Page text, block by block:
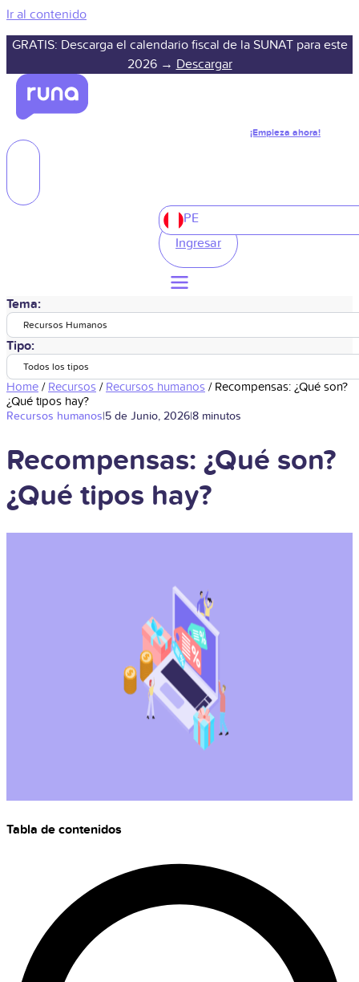
Ir al contenido
GRATIS: Descarga el calendario fiscal de la SUNAT para este
2026 → Descargar
¡Empieza ahora!
PE
Ingresar
Tema:
Recursos Humanos
Tipo:
Todos los tipos
Home / Recursos / Recursos humanos / Recompensas: ¿Qué son?
¿Qué tipos hay?
Recursos humanos|5 de Junio, 2026|8 minutos
Recompensas: ¿Qué son?
¿Qué tipos hay?
Tabla de contenidos